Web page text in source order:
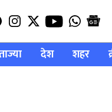
देश शहर